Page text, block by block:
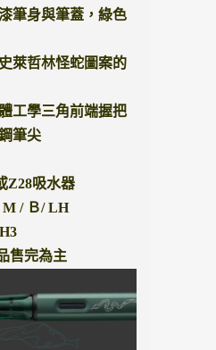
筆身與筆蓋，綠色
萊哲林怪蛇圖案的
工學三角前端握把
筆尖
Z28吸水器
M / Ｂ/ LH
售完為主